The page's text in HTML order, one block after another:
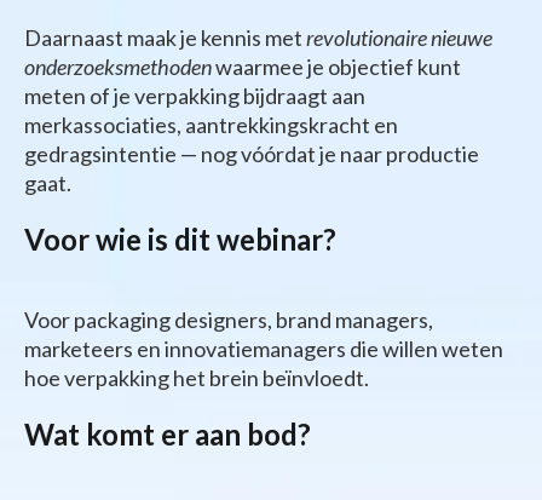
Daarnaast maak je kennis metrevolutionaire nieuwe
onderzoeksmethodenwaarmee je objectief kunt
meten of je verpakking bijdraagt aan
merkassociaties, aantrekkingskracht en
gedragsintentie — nog vóórdat je naar productie
gaat.
Voor wie is dit webinar?
Voor packaging designers, brand managers,
marketeers en innovatiemanagers die willen weten
hoe verpakking het brein beïnvloedt.
Wat komt er aan bod?